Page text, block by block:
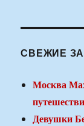
СВЕЖИЕ
Москва
Девушки